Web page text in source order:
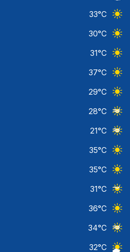
33°C
30°C
31°C
37°C
29°C
28°C
21°C
35°C
35°C
31°C
36°C
34°C
32°C